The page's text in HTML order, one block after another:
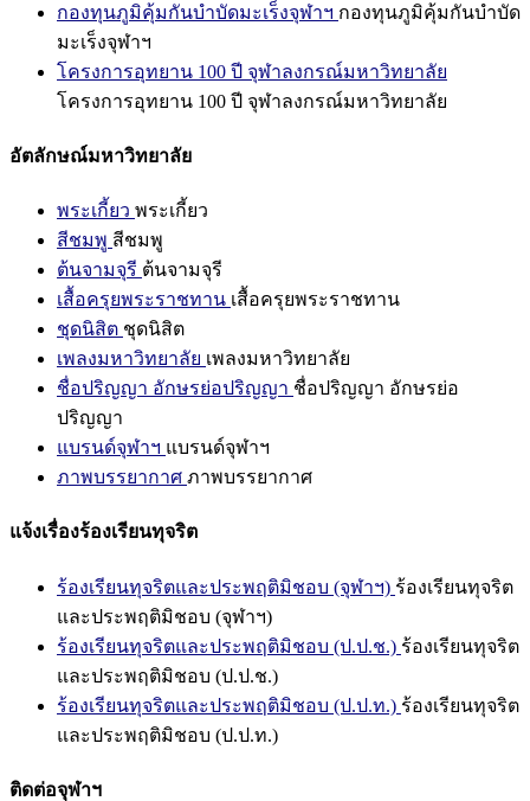
กองทุนภูมิคุ้มกันบำบัดมะเร็งจุฬาฯ กองทุนภูมิคุ้มกันบำบัด
มะเร็งจุฬาฯ
โครงการอุทยาน 100 ปี จุฬาลงกรณ์มหาวิทยาลัย
โครงการอุทยาน 100 ปี จุฬาลงกรณ์มหาวิทยาลัย
อัตลักษณ์มหาวิทยาลัย
พระเกี้ยว พระเกี้ยว
สีชมพู สีชมพู
ต้นจามจุรี ต้นจามจุรี
เสื้อครุยพระราชทาน เสื้อครุยพระราชทาน
ชุดนิสิต ชุดนิสิต
เพลงมหาวิทยาลัย เพลงมหาวิทยาลัย
ชื่อปริญญา อักษรย่อปริญญา ชื่อปริญญา อักษรย่อ
ปริญญา
แบรนด์จุฬาฯ แบรนด์จุฬาฯ
ภาพบรรยากาศ ภาพบรรยากาศ
แจ้งเรื่องร้องเรียนทุจริต
ร้องเรียนทุจริตและประพฤติมิชอบ (จุฬาฯ) ร้องเรียนทุจริต
และประพฤติมิชอบ (จุฬาฯ)
ร้องเรียนทุจริตและประพฤติมิชอบ (ป.ป.ช.) ร้องเรียนทุจริต
และประพฤติมิชอบ (ป.ป.ช.)
ร้องเรียนทุจริตและประพฤติมิชอบ (ป.ป.ท.) ร้องเรียนทุจริต
และประพฤติมิชอบ (ป.ป.ท.)
ติดต่อจุฬาฯ